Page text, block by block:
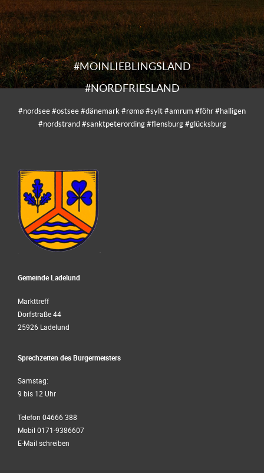
#MOINLIEBLINGSLAND
#NORDFRIESLAND
#nordsee #ostsee #dänemark #rømø #sylt #amrum #föhr #halligen
#nordstrand #sanktpeterording #flensburg #glücksburg
Gemeinde Ladelund
Markttreff
Dorfstraße 44
25926 Ladelund
Sprechzeiten des Bürgermeisters
Samstag:
9 bis 12 Uhr
Telefon 04666 388
Mobil 0171-9386607
E-Mail schreiben